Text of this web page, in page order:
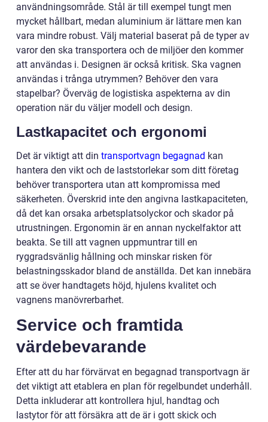
användningsområde. Stål är till exempel tungt men
mycket hållbart, medan aluminium är lättare men kan
vara mindre robust. Välj material baserat på de typer av
varor den ska transportera och de miljöer den kommer
att användas i. Designen är också kritisk. Ska vagnen
användas i trånga utrymmen? Behöver den vara
stapelbar? Överväg de logistiska aspekterna av din
operation när du väljer modell och design.
Lastkapacitet och ergonomi
Det är viktigt att din transportvagn begagnad kan
hantera den vikt och de laststorlekar som ditt företag
behöver transportera utan att kompromissa med
säkerheten. Överskrid inte den angivna lastkapaciteten,
då det kan orsaka arbetsplatsolyckor och skador på
utrustningen. Ergonomin är en annan nyckelfaktor att
beakta. Se till att vagnen uppmuntrar till en
ryggradsvänlig hållning och minskar risken för
belastningsskador bland de anställda. Det kan innebära
att se över handtagets höjd, hjulens kvalitet och
vagnens manövrerbarhet.
Service och framtida
värdebevarande
Efter att du har förvärvat en begagnad transportvagn är
det viktigt att etablera en plan för regelbundet underhåll.
Detta inkluderar att kontrollera hjul, handtag och
lastytor för att försäkra att de är i gott skick och